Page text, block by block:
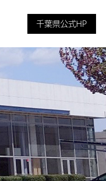
千葉県公式HP